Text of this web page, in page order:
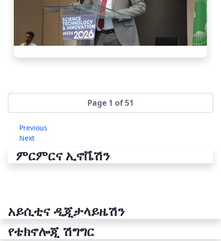
Page 1 of 51
Previous
Next
ምርምርና ኢኖቬሽን
አይሲቲና ዲጂታላይዜሽን
የቴክኖሎጂ ሽግግር